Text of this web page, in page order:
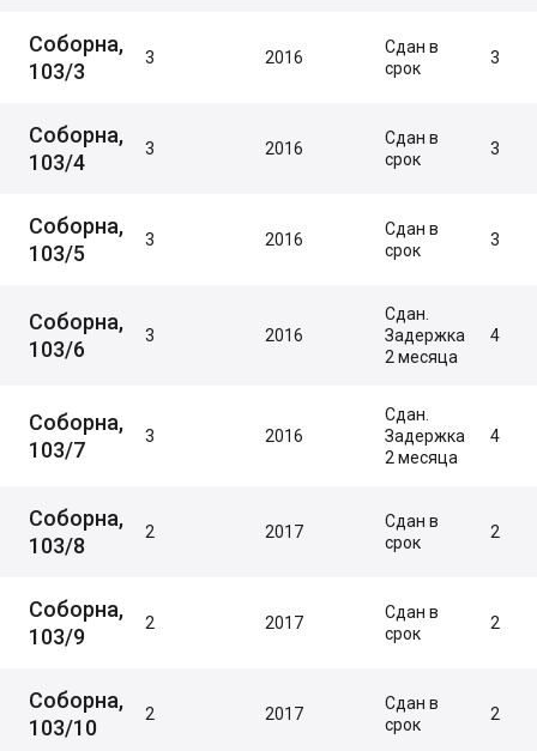
Соборна,
103/3
3 2016
Сдан в
срок
3
Соборна,
103/4
3 2016
Сдан в
срок
3
Соборна,
103/5
3 2016
Сдан в
срок
3
Соборна,
103/6
3 2016
Сдан.
Задержка
2 месяца
4
Соборна,
103/7
3 2016
Сдан.
Задержка
2 месяца
4
Соборна,
103/8
2 2017
Сдан в
срок
2
Соборна,
103/9
2 2017
Сдан в
срок
2
Соборна,
103/10
2 2017
Сдан в
срок
2